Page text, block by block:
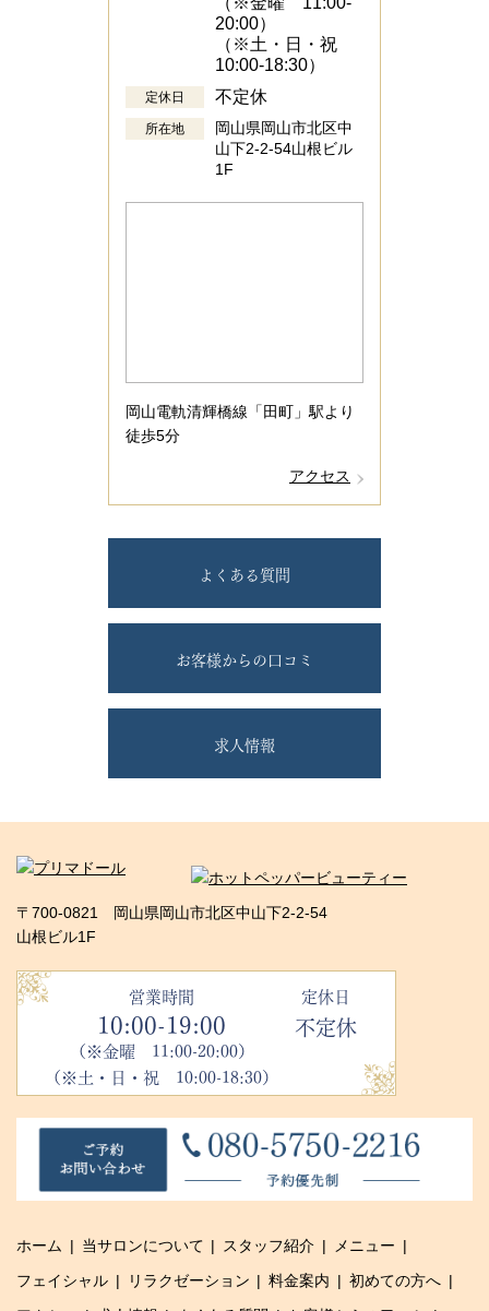
20:00）
（※土・日・祝
10:00-18:30）
定休日 不定休
所在地
岡山県岡山市北区中
山下2-2-54山根ビル
1F
岡山電軌清輝橋線「田町」駅より
徒歩5分
アクセス
よくある質問
お客様からの口コミ
求人情報
〒700-0821 岡山県岡山市北区中山下2-2-54
山根ビル1F
営業時間
10:00-19:00
（※金曜 11:00-20:00）
（※土・日・祝 10:00-18:30）
定休日
不定休
ホーム 当サロンについて スタッフ紹介
メニュー
フェイシャル
リラクゼーション 料金案内
初めての方へ